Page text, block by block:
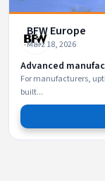
BFW Europe
März 11, 2026
Capacity and
When production
ha...